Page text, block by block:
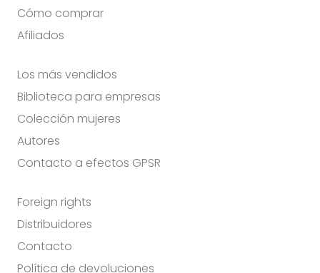
Cómo comprar
Afiliados
Los más vendidos
Biblioteca para empresas
Colección mujeres
Autores
Contacto a efectos GPSR
Foreign rights
Distribuidores
Contacto
Política de devoluciones